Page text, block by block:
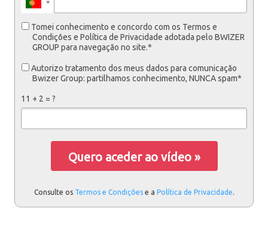
Tomei conhecimento e concordo com os Termos e
Condições e Política de Privacidade adotada pelo BWIZER
GROUP para navegação no site.*
Autorizo tratamento dos meus dados para comunicação
Bwizer Group: partilhamos conhecimento, NUNCA spam*
11 + 2 = ?
Quero aceder ao vídeo »
Consulte os Termos e Condiçõese a Política de Privacidade.